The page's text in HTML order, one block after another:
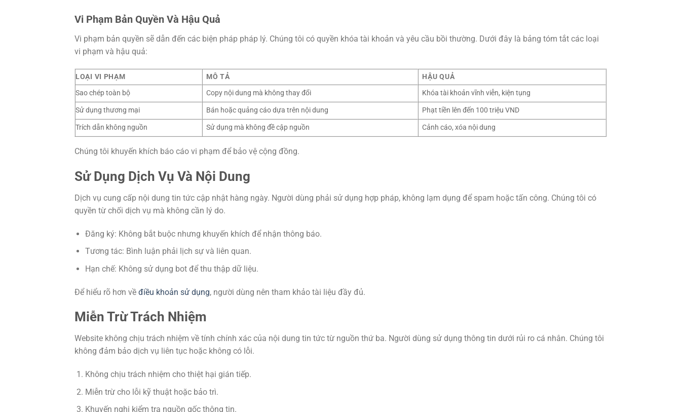
Vi Phạm Bản Quyền Và Hậu Quả
Vi phạm bản quyền sẽ dẫn đến các biện pháp pháp lý. Chúng tôi có quyền khóa tài khoản và yêu cầu bồi thường. Dưới đây là bảng tóm tắt các loại
vi phạm và hậu quả:
LOẠI VI PHẠM MÔ TẢ
HẬU QUẢ
Sao chép toàn bộ
Copy nội dung mà không thay đổi
Khóa tài khoản vĩnh viễn, kiện tụng
Sử dụng thương mại
Bán hoặc quảng cáo dựa trên nội dung
Phạt tiền lên đến 100 triệu VND
Trích dẫn không nguồn
Sử dụng mà không đề cập nguồn Cảnh cáo, xóa nội dung
Chúng tôi khuyến khích báo cáo vi phạm để bảo vệ cộng đồng.
Sử Dụng Dịch Vụ Và Nội Dung
Dịch vụ cung cấp nội dung tin tức cập nhật hàng ngày. Người dùng phải sử dụng hợp pháp, không lạm dụng để spam hoặc tấn công. Chúng tôi có
quyền từ chối dịch vụ mà không cần lý do.
Đăng ký: Không bắt buộc nhưng khuyến khích để nhận thông báo.
Tương tác: Bình luận phải lịch sự và liên quan.
Hạn chế: Không sử dụng bot để thu thập dữ liệu.
Để hiểu rõ hơn về điều khoản sử dụng, người dùng nên tham khảo tài liệu đầy đủ.
Miễn Trừ Trách Nhiệm
Website không chịu trách nhiệm về tính chính xác của nội dung tin tức từ nguồn thứ ba. Người dùng sử dụng thông tin dưới rủi ro cá nhân. Chúng tôi
không đảm bảo dịch vụ liên tục hoặc không có lỗi.
Không chịu trách nhiệm cho thiệt hại gián tiếp.
Miễn trừ cho lỗi kỹ thuật hoặc bảo trì.
Khuyến nghị kiểm tra nguồn gốc thông tin.